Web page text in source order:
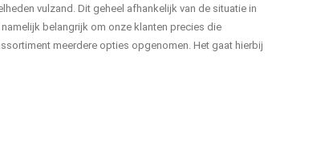
vulzand. Dit geheel afhankelijk van de situatie in
belangrijk om onze klanten precies die
meerdere opties opgenomen. Het gaat hierbij